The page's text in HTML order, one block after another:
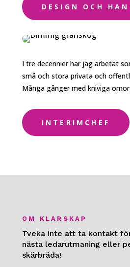
DESIGN OCH
I tre decennier har jag arbetat
små och stora privata och
Många gånger med kniviga
INTERIMCHEF
OM KLARSKAP
Tveka inte att ta kontakt
nästa ledarutmaning eller
skärbräda!